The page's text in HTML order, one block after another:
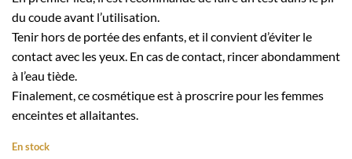
du coude avant l’utilisation.
Tenir hors de portée des enfants, et il convient d’éviter le
contact avec les yeux. En cas de contact, rincer abondamment
à l’eau tiède.
Finalement, ce cosmétique est à proscrire pour les femmes
enceintes et allaitantes.
En stock